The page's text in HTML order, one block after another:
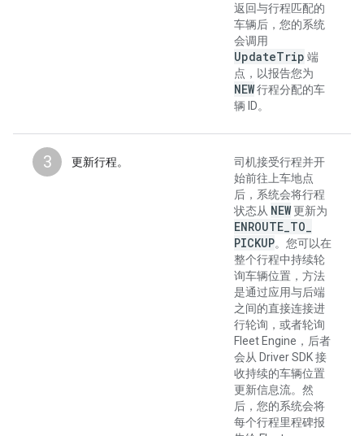
返回与行程匹配的
车辆后，您的系统
会调用
UpdateTrip 端
点，以报告您为
NEW行程分配的车
辆 ID。
3 更新行程。
司机接受行程并开
始前往上车地点
后，系统会将行程
状态从 NEW更新为
ENROUTE TO
PICKUP。您可以在
整个行程中持续轮
询车辆位置，方法
是通过应用与后端
之间的直接连接进
行轮询，或者轮询
Fleet Engine，后者
会从 Driver SDK 接
收持续的车辆位置
更新信息流。然
后，您的系统会将
每个行程里程碑报